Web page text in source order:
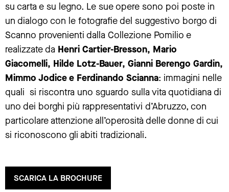
su carta e su legno. Le sue opere sono poi poste in
un dialogo con le fotografie del suggestivo borgo di
Scanno provenienti dalla Collezione Pomilio e
realizzate da Henri Cartier-Bresson, Mario
Giacomelli, Hilde Lotz-Bauer, Gianni Berengo Gardin,
Mimmo Jodice e Ferdinando Scianna: immagini nelle
quali si riscontra uno sguardo sulla vita quotidiana di
uno dei borghi più rappresentativi d’Abruzzo, con
particolare attenzione all’operosità delle donne di cui
si riconoscono gli abiti tradizionali.
SCARICA LA BROCHURE